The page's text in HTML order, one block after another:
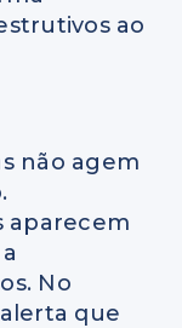
ao
não agem
aparecem
No
que